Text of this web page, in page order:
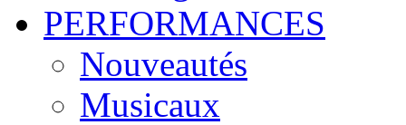
PERFORMANCES
Nouveautés
Musicaux